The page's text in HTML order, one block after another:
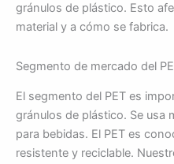
gránulos de plástico. Esto
material y a cómo se fabrica.
Segmento de mercado del
El segmento del PET es
gránulos de plástico. Se usa
para bebidas. El PET es
resistente y reciclable.